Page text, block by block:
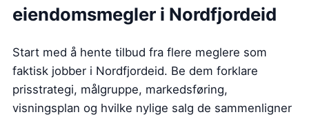
eiendomsmegler i Nordfjordeid
Start med å hente tilbud fra flere meglere som
faktisk jobber i Nordfjordeid. Be dem forklare
prisstrategi, målgruppe, markedsføring,
visningsplan og hvilke nylige salg de sammenligner